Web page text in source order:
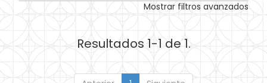
Mostrar filtros avanzados
Resultados 1-1 de 1.